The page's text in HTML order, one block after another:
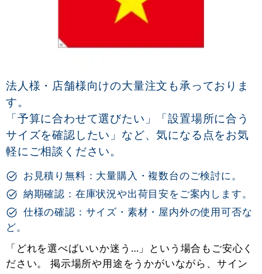
法人様・店舗様向けの大量注文も承っておりま
す。
「予算に合わせて選びたい」「設置場所に合う
サイズを確認したい」など、気になる点をお気
軽にご相談ください。
お見積り無料：大量購入・複数台のご検討に。
納期確認：在庫状況や出荷目安をご案内します。
仕様の確認：サイズ・素材・屋内外の使用可否な
ど。
「どれを選べばいいか迷う…」という場合もご安心く
ださい。 掲示場所や用途をうかがいながら、サイン